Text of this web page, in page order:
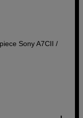
Sony A7CII /